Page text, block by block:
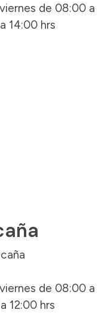
de 08:00 a
14:00 hrs
de 08:00 a
12:00 hrs